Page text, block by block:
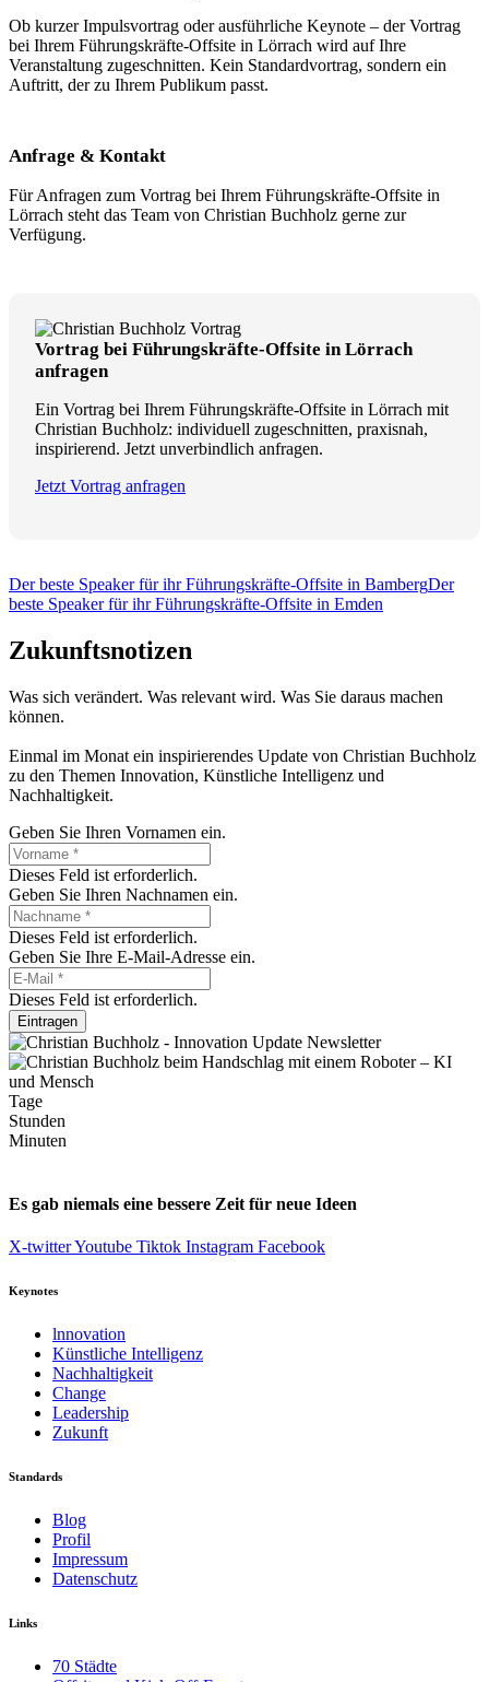
Ob kurzer Impulsvortrag oder ausführliche Keynote – der Vortrag
bei Ihrem Führungskräfte-Offsite in Lörrach wird auf Ihre
Veranstaltung zugeschnitten. Kein Standardvortrag, sondern ein
Auftritt, der zu Ihrem Publikum passt.
Anfrage & Kontakt
Für Anfragen zum Vortrag bei Ihrem Führungskräfte-Offsite in
Lörrach steht das Team von Christian Buchholz gerne zur
Verfügung.
Vortrag bei Führungskräfte-Offsite in Lörrach
anfragen
Ein Vortrag bei Ihrem Führungskräfte-Offsite in Lörrach mit
Christian Buchholz: individuell zugeschnitten, praxisnah,
inspirierend. Jetzt unverbindlich anfragen.
Jetzt Vortrag anfragen
Der beste Speaker für ihr Führungskräfte-Offsite in BambergDer
beste Speaker für ihr Führungskräfte-Offsite in Emden
Zukunftsnotizen
Was sich verändert. Was relevant wird. Was Sie daraus machen
können.
Einmal im Monat ein inspirierendes Update von Christian Buchholz
zu den Themen Innovation, Künstliche Intelligenz und
Nachhaltigkeit.
Geben Sie Ihren Vornamen ein.
Dieses Feld ist erforderlich.
Geben Sie Ihren Nachnamen ein.
Dieses Feld ist erforderlich.
Geben Sie Ihre E-Mail-Adresse ein.
Dieses Feld ist erforderlich.
Eintragen
Tage
Stunden
Minuten
Es gab niemals eine bessere Zeit für neue Ideen
X-twitterYoutube Tiktok Instagram Facebook
Keynotes
lnnovation
Künstliche Intelligenz
Nachhaltigkeit
Change
Leadership
Zukunft
Standards
Blog
Profil
Impressum
Datenschutz
Links
70 Städte